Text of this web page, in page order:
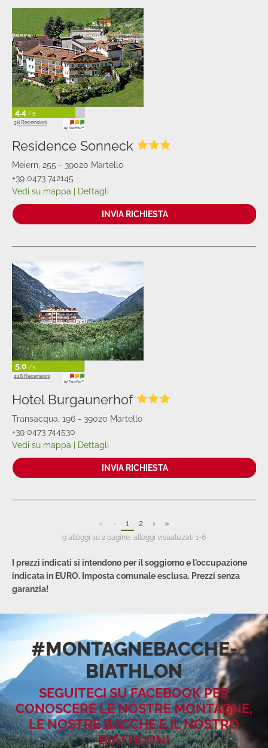
4.4 / 5
38 Recensioni
Residence Sonneck
Meiern, 255 - 39020 Martello
+39 0473 742145
Vedi su mappa
Dettagli
INVIA RICHIESTA
5.0 / 5
226 Recensioni
Hotel Burgaunerhof
Transacqua, 196 - 39020 Martello
+39 0473 744530
Vedi su mappa
Dettagli
INVIA RICHIESTA
« ‹ 1 2 › »
9 alloggi su 2 pagine, alloggi visualizzati 1-6
I prezzi indicati si intendono per il soggiorno e l'occupazione
indicata in EURO. Imposta comunale esclusa. Prezzi senza
garanzia!
#MONTAGNEBACCHE­
BIATHLON
SEGUITECI SU FACEBOOK PER
CONOSCERE LE NOSTRE MONTAGNE,
LE NOSTRE BACCHE E IL NOSTRO
BIATHLON!